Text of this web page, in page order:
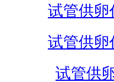
试管供卵
试管供卵
试管供